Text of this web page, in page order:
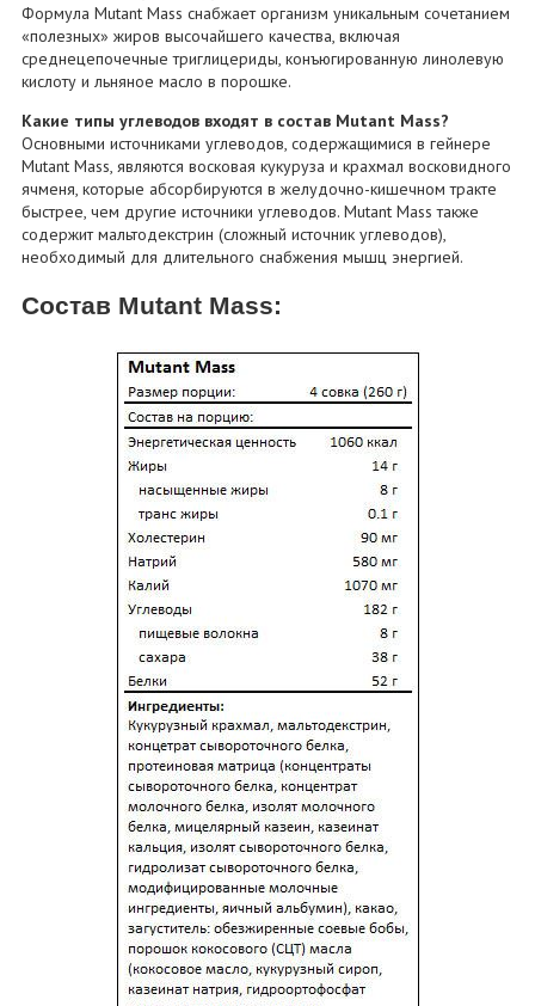
Формула Mutant Mass снабжает организм уникальным сочетанием
«полезных» жиров высочайшего качества, включая
среднецепочечные триглицериды, конъюгированную линолевую
кислоту и льняное масло в порошке.
Какие типы углеводов входят в состав Mutant Mass?
Основными источниками углеводов, содержащимися в гейнере
Mutant Mass, являются восковая кукуруза и крахмал восковидного
ячменя, которые абсорбируются в желудочно-кишечном тракте
быстрее, чем другие источники углеводов. Mutant Mass также
содержит мальтодекстрин (сложный источник углеводов),
необходимый для длительного снабжения мышц энергией.
Состав Mutant Mass: